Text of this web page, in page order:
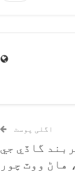
اگلی پوسٹ
گاڏي جي
هاڻ ووٽ چور